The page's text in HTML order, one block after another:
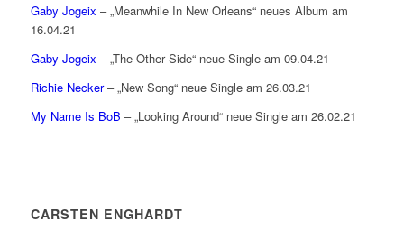
Gaby Jogeix – „Meanwhile In New Orleans“ neues Album am
16.04.21
Gaby Jogeix – „The Other Side“ neue Single am 09.04.21
Richie Necker– „New Song“ neue Single am 26.03.21
My Name Is BoB – „Looking Around“ neue Single am 26.02.21
CARSTEN ENGHARDT